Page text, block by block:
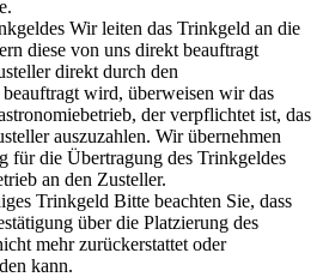
Wir leiten das Trinkgeld an die
diese von uns direkt beauftragt
direkt durch den
wird, überweisen wir das
der verpflichtet ist, das
auszuzahlen. Wir übernehmen
für die Übertragung des Trinkgeldes
an den Zusteller.
Trinkgeld Bitte beachten Sie, dass
über die Platzierung des
mehr zurückerstattet oder
kann.